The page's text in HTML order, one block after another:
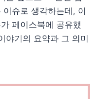
슈로 생각하는데, 이
페이스북에 공유했
야기의 요약과 그 의미